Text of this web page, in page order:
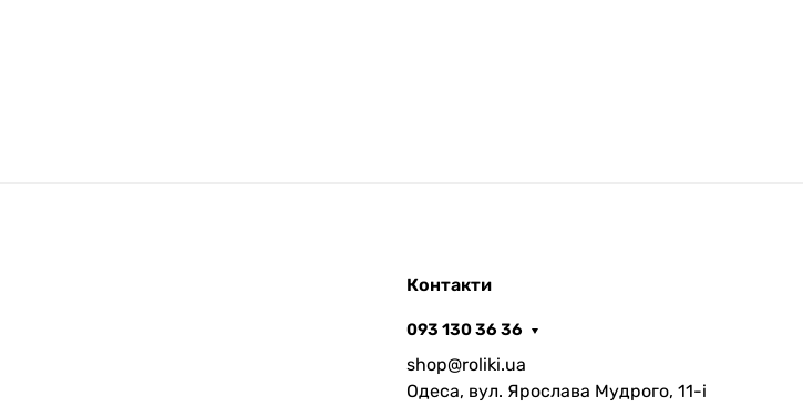
Контакти
093 130 36 36
shop@roliki.ua
Одеса, вул. Ярослава Мудрого, 11-i